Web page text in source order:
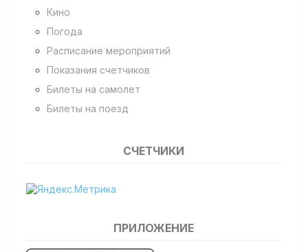
Кино
Погода
Расписание мероприятий
Показания счетчиков
Билеты на самолет
Билеты на поезд
СЧЕТЧИКИ
ПРИЛОЖЕНИЕ